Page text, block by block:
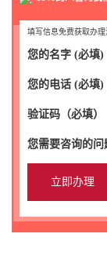
填写信息免费获取办
您的名字 (必填)
您的电话 (必填)
验证码（必填）
您需要咨询的问